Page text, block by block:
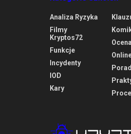
Analiza Ryzyka
Filmy
Kryptos72
Funkcje
Incydenty
IOD
Kary